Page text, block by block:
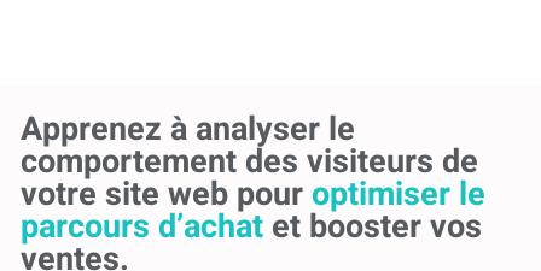
Apprenez à analyser le
comportement des visiteurs de
votre site web pour optimiser le
parcours d’achat et booster vos
ventes.